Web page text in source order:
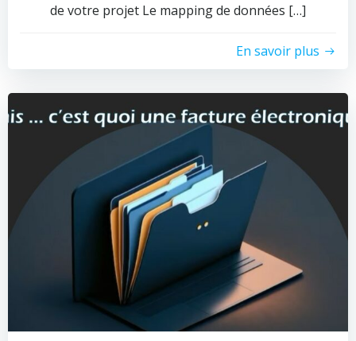
de votre projet Le mapping de données […]
En savoir plus